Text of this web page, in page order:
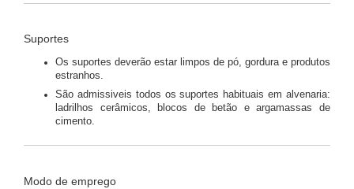
Suportes
Os suportes deverão estar limpos de pó, gordura e produtos
estranhos.
São admissiveis todos os suportes habituais em alvenaria:
ladrilhos cerâmicos, blocos de betão e argamassas de
cimento.
Modo de emprego